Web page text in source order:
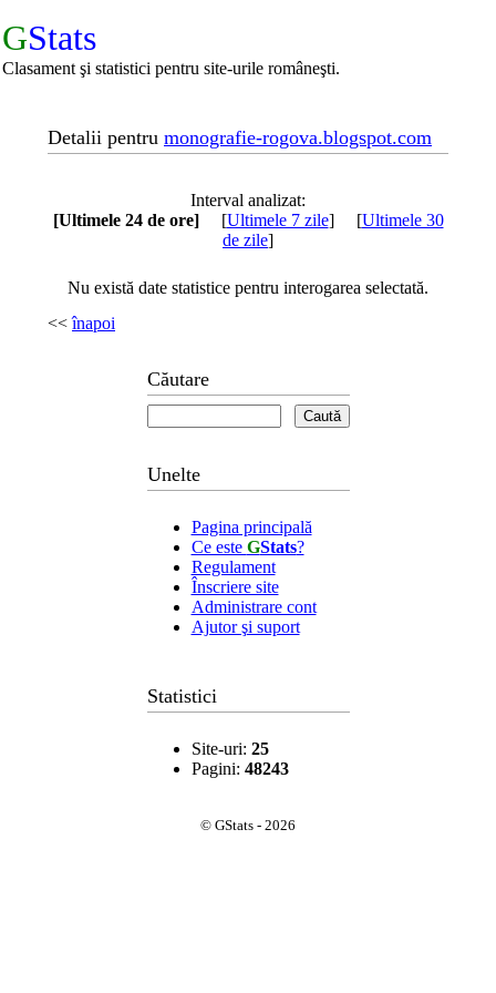
GStats
Clasament şi statistici pentru site-urile româneşti.
Căutare
Unelte
Pagina principală
Ce este GStats?
Regulament
Înscriere site
Administrare cont
Ajutor şi suport
Statistici
Site-uri: 25
Pagini: 48243
Detalii pentru monografie-rogova.blogspot.com
Interval analizat:
[Ultimele 24 de ore][Ultimele 7 zile] [Ultimele 30
de zile]
Nu există date statistice pentru interogarea selectată.
<<înapoi
© GStats - 2026